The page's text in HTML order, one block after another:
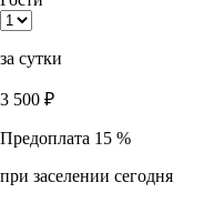
за сутки
3 500 ₽
Предоплата 15 %
при заселении сегодня